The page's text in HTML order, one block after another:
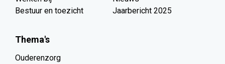
Bestuur en toezicht
Jaarbericht 2025
Thema's
Ouderenzorg